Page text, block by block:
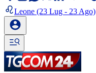
Leone (23 Lug - 23 Ago)